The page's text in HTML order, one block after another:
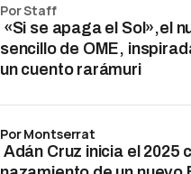
«Si se apaga el Sol»,el
sencillo de OME,
un cuento rarámuri
por Staff
Adán Cruz inicia el 2025
por Montserrat